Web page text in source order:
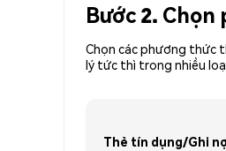
Bước 2.
Chọn các phương thức
lý tức thì trong nhiều
Thẻ tín dụng/Ghi